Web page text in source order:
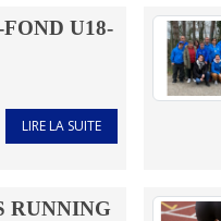
U18-
LIRE LA SUITE
RUNNING